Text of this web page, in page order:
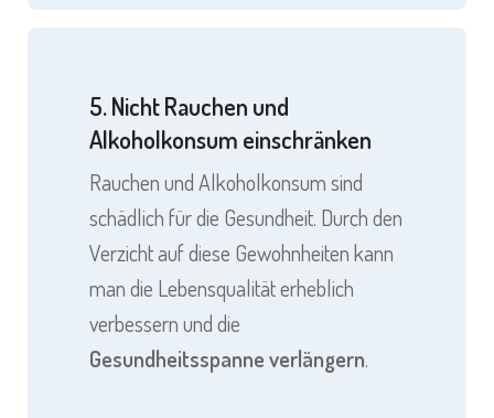
5. Nicht Rauchen und
Alkoholkonsum einschränken
Rauchen und Alkoholkonsum sind
schädlich für die Gesundheit. Durch den
Verzicht auf diese Gewohnheiten kann
man die Lebensqualität erheblich
verbessern und die
Gesundheitsspanne verlängern.